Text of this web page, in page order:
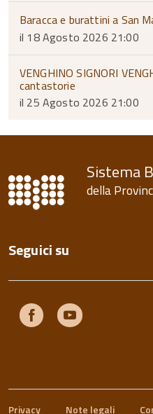
Baracca e burattini a San
il 18 Agosto 2026 21:00
VENGHINO SIGNORI
cantastorie
il 25 Agosto 2026 21:00
Sistema
della
Seguici su
Facebook
Privacy Note legali